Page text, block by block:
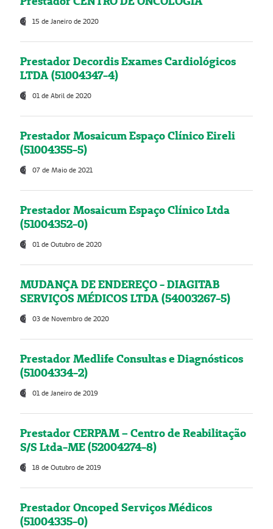
15 de Janeiro de 2020
Prestador Decordis Exames Cardiológicos
LTDA (51004347-4)
01 de Abril de 2020
Prestador Mosaicum Espaço Clínico Eireli
(51004355-5)
07 de Maio de 2021
Prestador Mosaicum Espaço Clínico Ltda
(51004352-0)
01 de Outubro de 2020
MUDANÇA DE ENDEREÇO - DIAGITAB
SERVIÇOS MÉDICOS LTDA (54003267-5)
03 de Novembro de 2020
Prestador Medlife Consultas e Diagnósticos
(51004334-2)
01 de Janeiro de 2019
Prestador CERPAM – Centro de Reabilitação
S/S Ltda-ME (52004274-8)
18 de Outubro de 2019
Prestador Oncoped Serviços Médicos
(51004335-0)